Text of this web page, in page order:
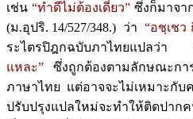
เช่น “ทำดีไม่ต้องเดี๋ยว” ซึ่งก็มาจา
(ม.อุปริ. 14/527/348.) ว่า“อชฺเชว
ระไตรปิฎกฉบับภาไทยแปลว่า
แหละ” ซึ่งถูกต้องตามลักษณะกา
ภาษาไทย แต่อาจจะไม่เหมาะกั
ปรับปรุงแปลใหม่จะทำให้ติดปา